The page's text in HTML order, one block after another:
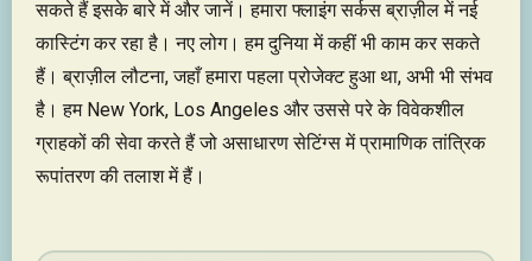
सकते हैं इसके बारे में और जानें। हमारा फ्लाइंग सर्कस ब्राज़ील में नई
कास्टिंग कर रहा है। नए लोग। हम दुनिया में कहीं भी काम कर सकते
हैं। ब्राज़ील लौटना, जहाँ हमारा पहला प्रोजेक्ट हुआ था, अभी भी संभव
है। हम New York, Los Angeles और उससे परे के विवेकशील
ग्राहकों की सेवा करते हैं जो असाधारण सेटिंग्स में प्रामाणिक तांत्रिक
रूपांतरण की तलाश में हैं।